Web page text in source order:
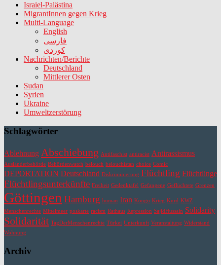
Israiel-Palästina
MigrantInnen gegen Krieg
Multi-Language
English
فارسی
کوردی
Nachrichten/Berichte
Deutschland
Mittlerer Osten
Sudan
Syrien
Ukraine
Umweltzerstörung
Schlagwörter
Ablehnung Abschiebung Antifaschist antiracist Antirassismus
Ausländerbehörde Behördenwatch belouch belouchistan choice Comic
DEPORTATION Deutschland Diskriminierung Flüchtling Flüchtlinge
Flüchtlingsunterkünfte Freiheit Gedenktafel Gefangene Geflüchtete Grenzen
Göttingen Hamburg human Iran Kongo Krieg Kurd KWZ
Menschenrechte Mittelmeer poskarte racism Rathaus Repression SajidHussain Solidarity
Solidarität TagDerMenschenrechte Türkei Unterkunft Veranstaltung Widerstand
Wohnung
Archiv